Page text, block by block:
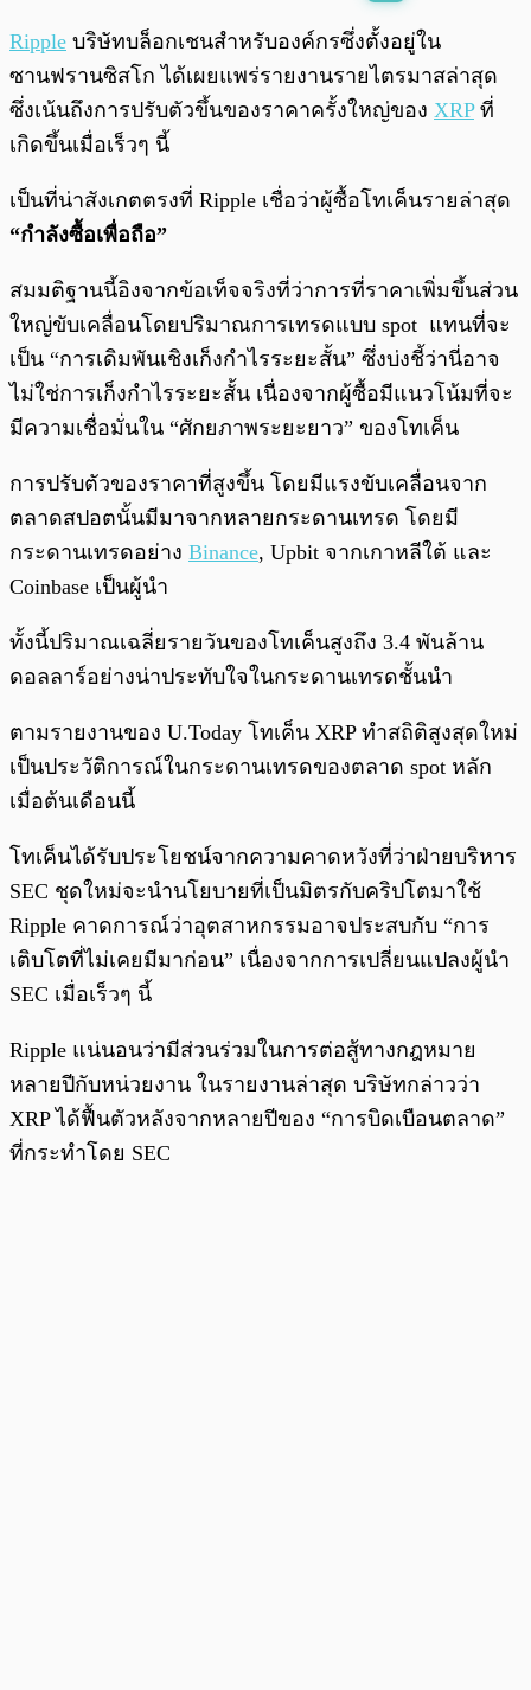
พร้อมเล่น 0:00
Ripple บริษัทบล็อกเชนสำหรับองค์กรซึ่งตั้งอยู่ใน
ซานฟรานซิสโก ได้เผยแพร่รายงานรายไตรมาสล่าสุด
ซึ่งเน้นถึงการปรับตัวขึ้นของราคาครั้งใหญ่ของ XRPที่
เกิดขึ้นเมื่อเร็วๆ นี้
เป็นที่น่าสังเกตตรงที่ Ripple เชื่อว่าผู้ซื้อโทเค็นรายล่าสุด
“กำลังซื้อเพื่อถือ”
สมมติฐานนี้อิงจากข้อเท็จจริงที่ว่าการที่ราคาเพิ่มขึ้นส่วน
ใหญ่ขับเคลื่อนโดยปริมาณการเทรดแบบ spot แทนที่จะ
เป็น “การเดิมพันเชิงเก็งกำไรระยะสั้น” ซึ่งบ่งชี้ว่านี่อาจ
ไม่ใช่การเก็งกำไรระยะสั้น เนื่องจากผู้ซื้อมีแนวโน้มที่จะ
มีความเชื่อมั่นใน “ศักยภาพระยะยาว” ของโทเค็น
การปรับตัวของราคาที่สูงขึ้น โดยมีแรงขับเคลื่อนจาก
ตลาดสปอตนั้นมีมาจากหลายกระดานเทรด โดยมี
กระดานเทรดอย่าง Binance, Upbit จากเกาหลีใต้ และ
Coinbase เป็นผู้นำ
ทั้งนี้ปริมาณเฉลี่ยรายวันของโทเค็นสูงถึง 3.4 พันล้าน
ดอลลาร์อย่างน่าประทับใจในกระดานเทรดชั้นนำ
ตามรายงานของ U.Today โทเค็น XRP ทำสถิติสูงสุดใหม่
เป็นประวัติการณ์ในกระดานเทรดของตลาด spot หลัก
เมื่อต้นเดือนนี้
โทเค็นได้รับประโยชน์จากความคาดหวังที่ว่าฝ่ายบริหาร
SEC ชุดใหม่จะนำนโยบายที่เป็นมิตรกับคริปโตมาใช้
Ripple คาดการณ์ว่าอุตสาหกรรมอาจประสบกับ “การ
เติบโตที่ไม่เคยมีมาก่อน” เนื่องจากการเปลี่ยนแปลงผู้นำ
SEC เมื่อเร็วๆ นี้
Ripple แน่นอนว่ามีส่วนร่วมในการต่อสู้ทางกฎหมาย
หลายปีกับหน่วยงาน ในรายงานล่าสุด บริษัทกล่าวว่า
XRP ได้ฟื้นตัวหลังจากหลายปีของ “การบิดเบือนตลาด”
ที่กระทำโดย SEC